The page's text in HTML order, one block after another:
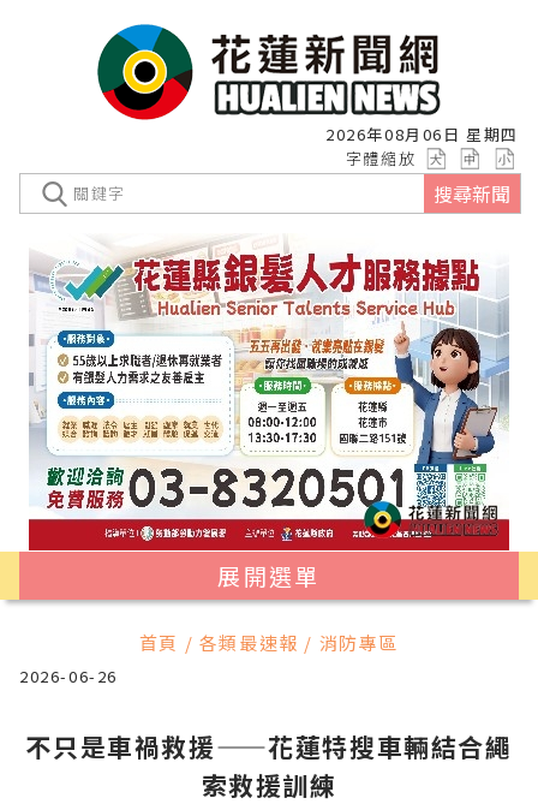
2026年08月06日 星期四
字體縮放
搜尋新聞
展開選單
首頁 / 各類最速報 / 消防專區
2026-06-26
不只是車禍救援——花蓮特搜車輛結合繩
索救援訓練